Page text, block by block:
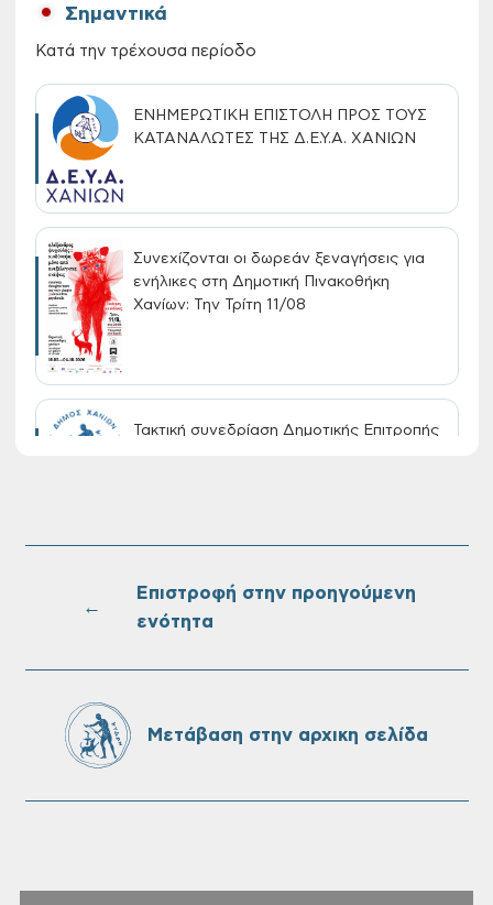
Σημαντικά
Κατά την τρέχουσα περίοδο
ΕΝΗΜΕΡΩΤΙΚΗ ΕΠΙΣΤΟΛΗ ΠΡΟΣ ΤΟΥΣ
ΚΑΤΑΝΑΛΩΤΕΣ ΤΗΣ Δ.Ε.Υ.Α. ΧΑΝΙΩΝ
Συνεχίζονται οι δωρεάν ξεναγήσεις για
ενήλικες στη Δημοτική Πινακοθήκη
Χανίων: Την Τρίτη 11/08
Τακτική συνεδρίαση Δημοτικής Επιτροπής
Επαναλειτουργία του συστήματος
Ονουφρίου
Πίνακες Κατάταξης & Βαθμολογίας,
Δήμου Χανίων
←
Επιστροφή στην προηγούμενη
ενότητα
Μετάβαση στην αρχικη σελίδα